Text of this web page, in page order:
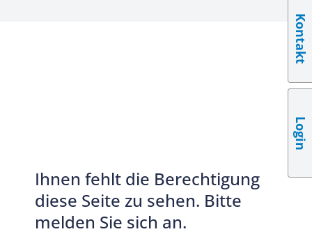
Ihnen fehlt die Berechtigung
diese Seite zu sehen. Bitte
melden Sie sich an.
Kontakt
Login